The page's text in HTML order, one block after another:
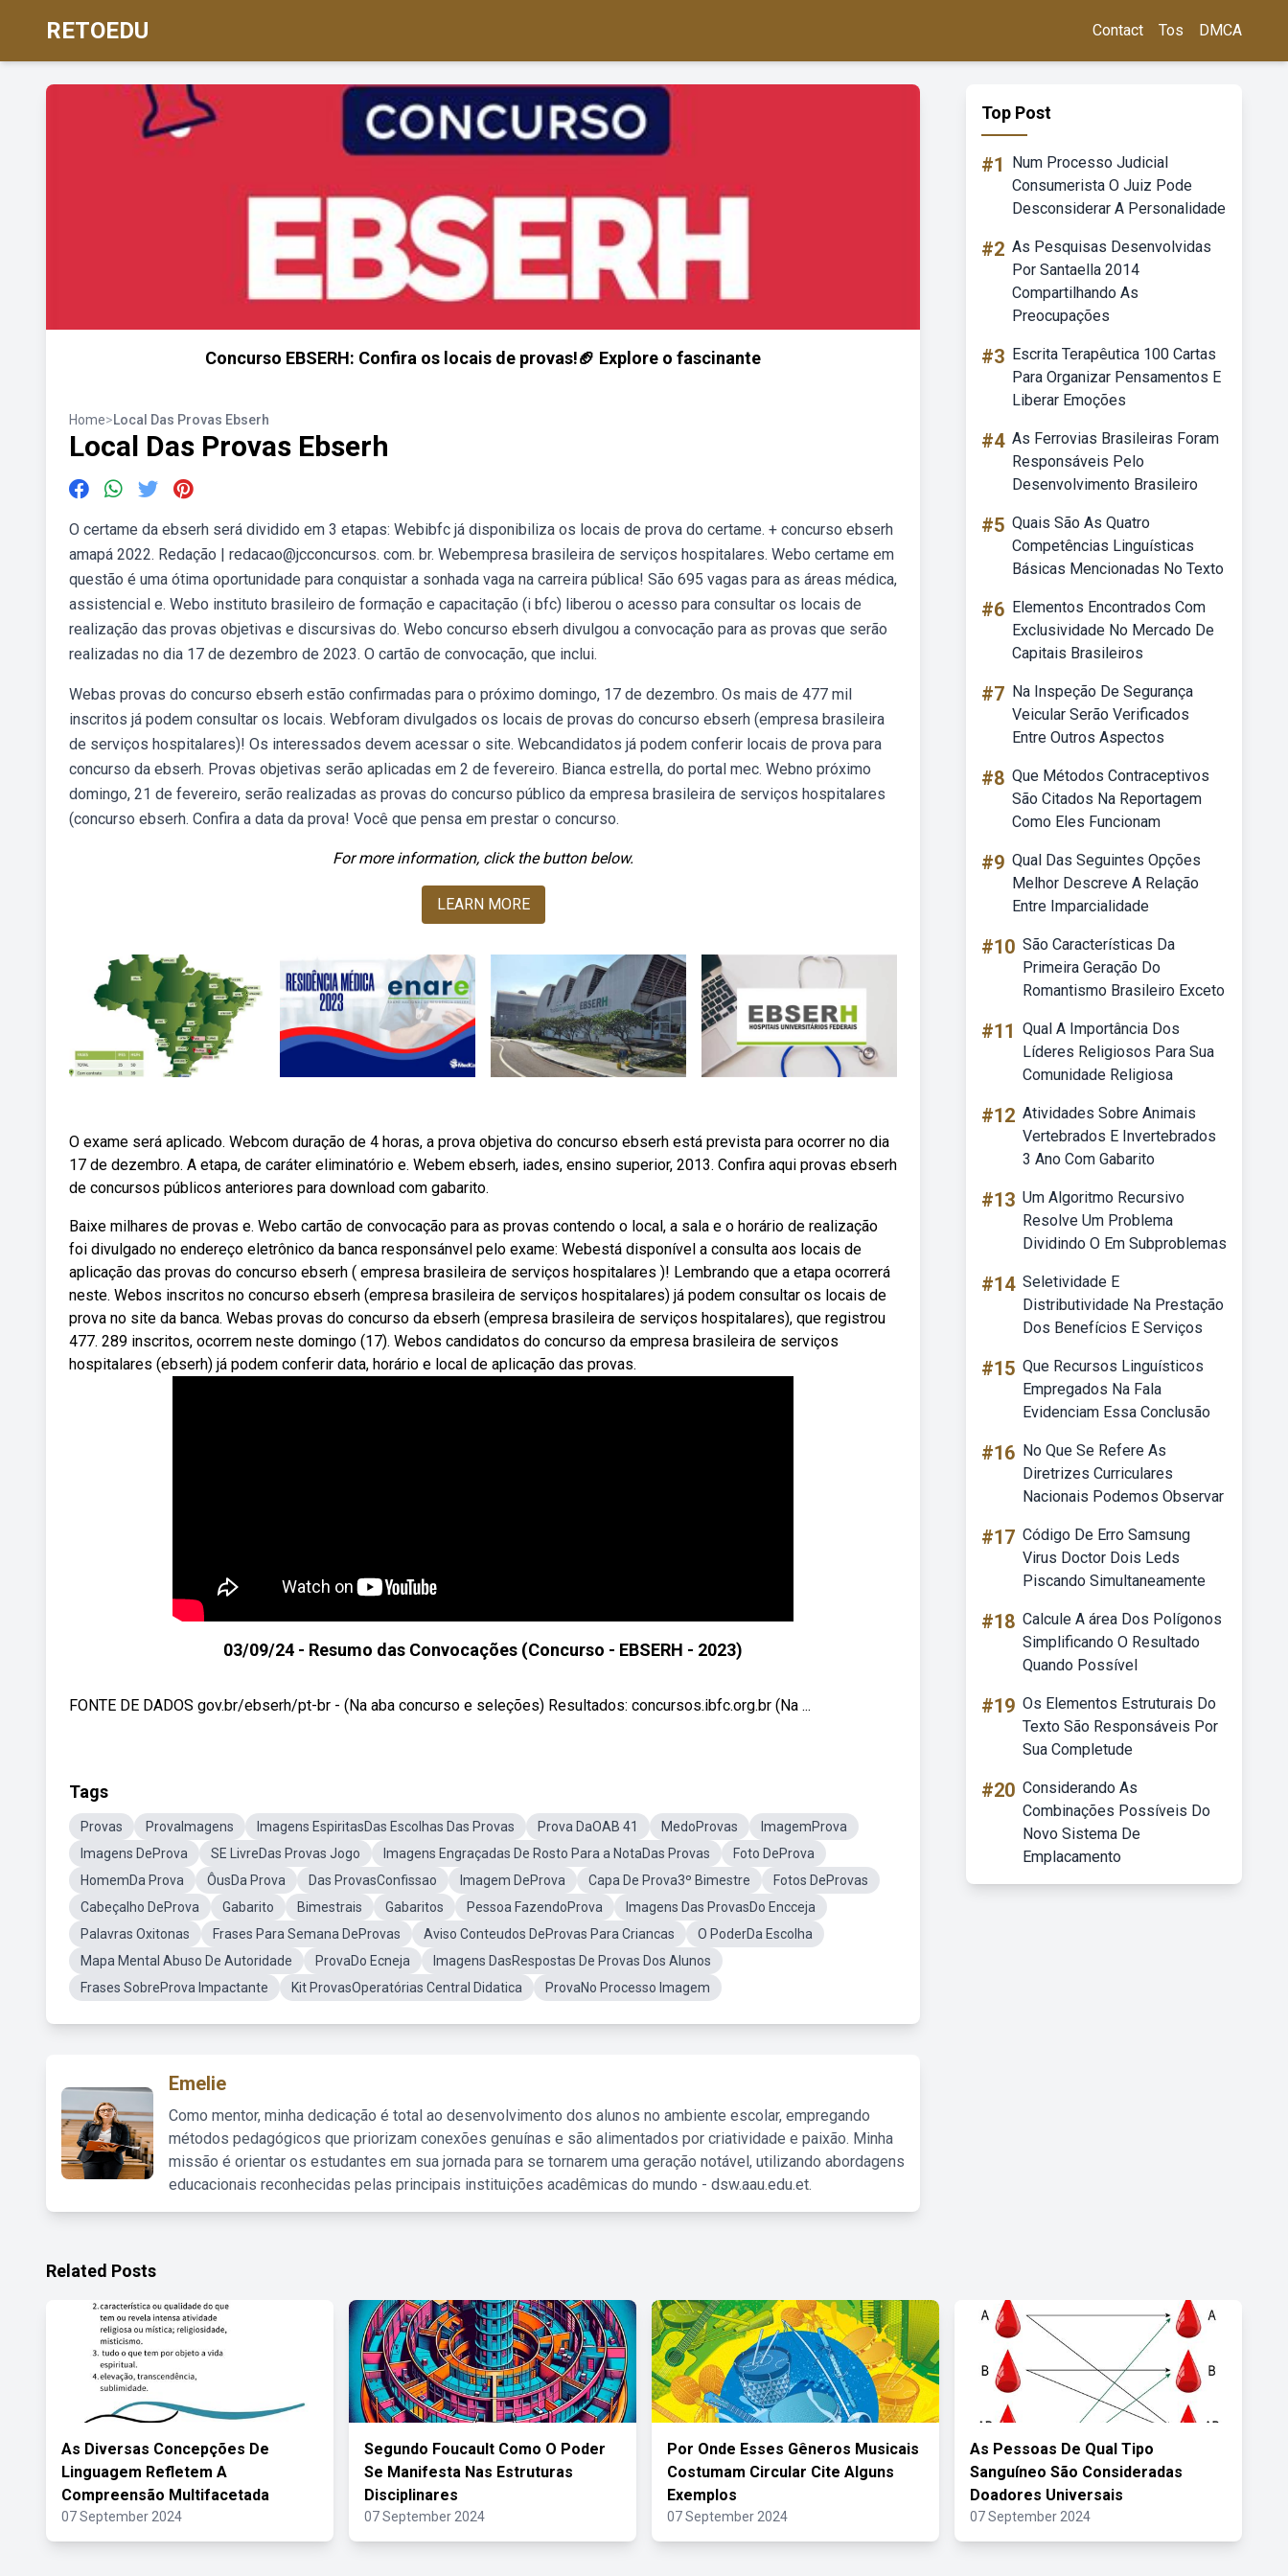
RETOEDU Contact Tos DMCA
Concurso EBSERH: Confira os locais de provas!🏈 Explore o fascinante
Home>Local Das Provas Ebserh
Local Das Provas Ebserh
O certame da ebserh será dividido em 3 etapas: Webibfc já disponibiliza os locais de prova do certame. + concurso ebserh
amapá 2022. Redação | redacao@jcconcursos. com. br. Webempresa brasileira de serviços hospitalares. Webo certame em
questão é uma ótima oportunidade para conquistar a sonhada vaga na carreira pública! São 695 vagas para as áreas médica,
assistencial e. Webo instituto brasileiro de formação e capacitação (i bfc) liberou o acesso para consultar os locais de
realização das provas objetivas e discursivas do. Webo concurso ebserh divulgou a convocação para as provas que serão
realizadas no dia 17 de dezembro de 2023. O cartão de convocação, que inclui.
Webas provas do concurso ebserh estão confirmadas para o próximo domingo, 17 de dezembro. Os mais de 477 mil
inscritos já podem consultar os locais. Webforam divulgados os locais de provas do concurso ebserh (empresa brasileira
de serviços hospitalares)! Os interessados devem acessar o site. Webcandidatos já podem conferir locais de prova para
concurso da ebserh. Provas objetivas serão aplicadas em 2 de fevereiro. Bianca estrella, do portal mec. Webno próximo
domingo, 21 de fevereiro, serão realizadas as provas do concurso público da empresa brasileira de serviços hospitalares
(concurso ebserh. Confira a data da prova! Você que pensa em prestar o concurso.
For more information, click the button below.
LEARN MORE
O exame será aplicado. Webcom duração de 4 horas, a prova objetiva do concurso ebserh está prevista para ocorrer no dia
17 de dezembro. A etapa, de caráter eliminatório e. Webem ebserh, iades, ensino superior, 2013. Confira aqui provas ebserh
de concursos públicos anteriores para download com gabarito.
Baixe milhares de provas e. Webo cartão de convocação para as provas contendo o local, a sala e o horário de realização
foi divulgado no endereço eletrônico da banca responsánvel pelo exame: Webestá disponível a consulta aos locais de
aplicação das provas do concurso ebserh ( empresa brasileira de serviços hospitalares )! Lembrando que a etapa ocorrerá
neste. Webos inscritos no concurso ebserh (empresa brasileira de serviços hospitalares) já podem consultar os locais de
prova no site da banca. Webas provas do concurso da ebserh (empresa brasileira de serviços hospitalares), que registrou
477. 289 inscritos, ocorrem neste domingo (17). Webos candidatos do concurso da empresa brasileira de serviços
hospitalares (ebserh) já podem conferir data, horário e local de aplicação das provas.
03/09/24 - Resumo das Convocações (Concurso - EBSERH - 2023)
FONTE DE DADOS gov.br/ebserh/pt-br - (Na aba concurso e seleções) Resultados: concursos.ibfc.org.br (Na ...
Tags
Provas ProvaImagens Imagens EspiritasDas Escolhas Das Provas Prova DaOAB 41 MedoProvas
ImagemProva
Imagens DeProva
SE LivreDas Provas Jogo Imagens Engraçadas De Rosto Para a NotaDas Provas
Foto DeProva
HomemDa Prova
ÔusDa Prova Das ProvasConfissao Imagem DeProva Capa De Prova3º Bimestre
Fotos DeProvas
Cabeçalho DeProva
Gabarito Bimestrais Gabaritos Pessoa FazendoProva
Imagens Das ProvasDo Encceja
Palavras Oxitonas
Frases Para Semana DeProvas Aviso Conteudos DeProvas Para Criancas
O PoderDa Escolha
Mapa Mental Abuso De Autoridade
ProvaDo Ecneja
Imagens DasRespostas De Provas Dos Alunos
Frases SobreProva Impactante
Kit ProvasOperatórias Central Didatica ProvaNo Processo Imagem
Emelie
Como mentor, minha dedicação é total ao desenvolvimento dos alunos no ambiente escolar, empregando
métodos pedagógicos que priorizam conexões genuínas e são alimentados por criatividade e paixão. Minha
missão é orientar os estudantes em sua jornada para se tornarem uma geração notável, utilizando abordagens
educacionais reconhecidas pelas principais instituições acadêmicas do mundo - dsw.aau.edu.et.
Top Post
#1
Num Processo Judicial
Consumerista O Juiz Pode
Desconsiderar A Personalidade
#2 As Pesquisas Desenvolvidas
Por Santaella 2014
Compartilhando As
Preocupações
#3 Escrita Terapêutica 100 Cartas
Para Organizar Pensamentos E
Liberar Emoções
#4 As Ferrovias Brasileiras Foram
Responsáveis Pelo
Desenvolvimento Brasileiro
#5 Quais São As Quatro
Competências Linguísticas
Básicas Mencionadas No Texto
#6 Elementos Encontrados Com
Exclusividade No Mercado De
Capitais Brasileiros
#7 Na Inspeção De Segurança
Veicular Serão Verificados
Entre Outros Aspectos
#8 Que Métodos Contraceptivos
São Citados Na Reportagem
Como Eles Funcionam
#9 Qual Das Seguintes Opções
Melhor Descreve A Relação
Entre Imparcialidade
#10 São Características Da
Primeira Geração Do
Romantismo Brasileiro Exceto
#11 Qual A Importância Dos
Líderes Religiosos Para Sua
Comunidade Religiosa
#12 Atividades Sobre Animais
Vertebrados E Invertebrados
3 Ano Com Gabarito
#13 Um Algoritmo Recursivo
Resolve Um Problema
Dividindo O Em Subproblemas
#14 Seletividade E
Distributividade Na Prestação
Dos Benefícios E Serviços
#15 Que Recursos Linguísticos
Empregados Na Fala
Evidenciam Essa Conclusão
#16 No Que Se Refere As
Diretrizes Curriculares
Nacionais Podemos Observar
#17 Código De Erro Samsung
Virus Doctor Dois Leds
Piscando Simultaneamente
#18 Calcule A área Dos Polígonos
Simplificando O Resultado
Quando Possível
#19 Os Elementos Estruturais Do
Texto São Responsáveis Por
Sua Completude
#20 Considerando As
Combinações Possíveis Do
Novo Sistema De
Emplacamento
Related Posts
As Diversas Concepções De
Linguagem Refletem A
Compreensão Multifacetada
07 September 2024
Segundo Foucault Como O Poder
Se Manifesta Nas Estruturas
Disciplinares
07 September 2024
Por Onde Esses Gêneros Musicais
Costumam Circular Cite Alguns
Exemplos
07 September 2024
As Pessoas De Qual Tipo
Sanguíneo São Consideradas
Doadores Universais
07 September 2024